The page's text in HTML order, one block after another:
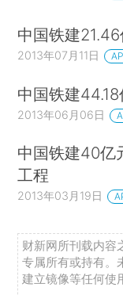
中国铁建
2013年07月11日
中国铁建
2013年06月06日
中国铁建40亿
工程
2013年03月19日
财新网所刊载内容
专属所有或持有。
建立镜像等任何使